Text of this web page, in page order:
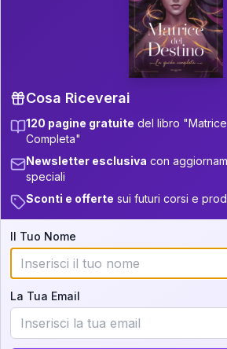
P.S. Interpretazione
gratuita
Scorri più in basso per
un'interpretazione parziale
Iscriviti alla newsletter per
aggiornamenti quando sarà
Cosa scoprirete nella
💕 Come rafforzare la vostra unione
Cosa Riceverai
120 pagine gratuite del libro
Completa"
Newsletter esclusiva con
speciali
Sconti e offerte sui futuri corsi e
Il Tuo Nome
La Tua Email